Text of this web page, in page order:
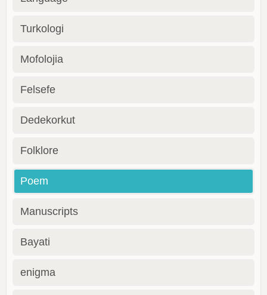
Turkologi
Mofolojia
Felsefe
Dedekorkut
Folklore
Poem
Manuscripts
Bayati
enigma